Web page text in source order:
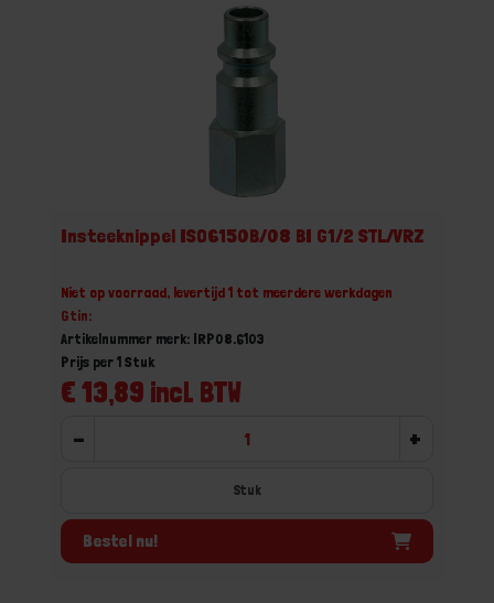
Insteeknippel ISO6150B/08 BI G1/2 STL/VRZ
Niet op voorraad, levertijd 1 tot meerdere werkdagen
Gtin:
Artikelnummer merk: IRP08.6103
€ 13,89 incl. BTW
Prijs per 1 Stuk
- +
Stuk
Bestel nu!